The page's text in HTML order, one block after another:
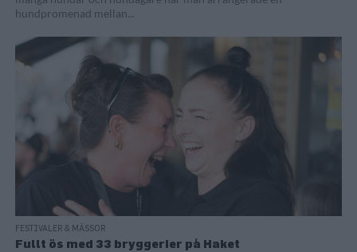
hundpromenad mellan...
FESTIVALER & MÄSSOR
Fullt ös med 33 bryggerier på Haket